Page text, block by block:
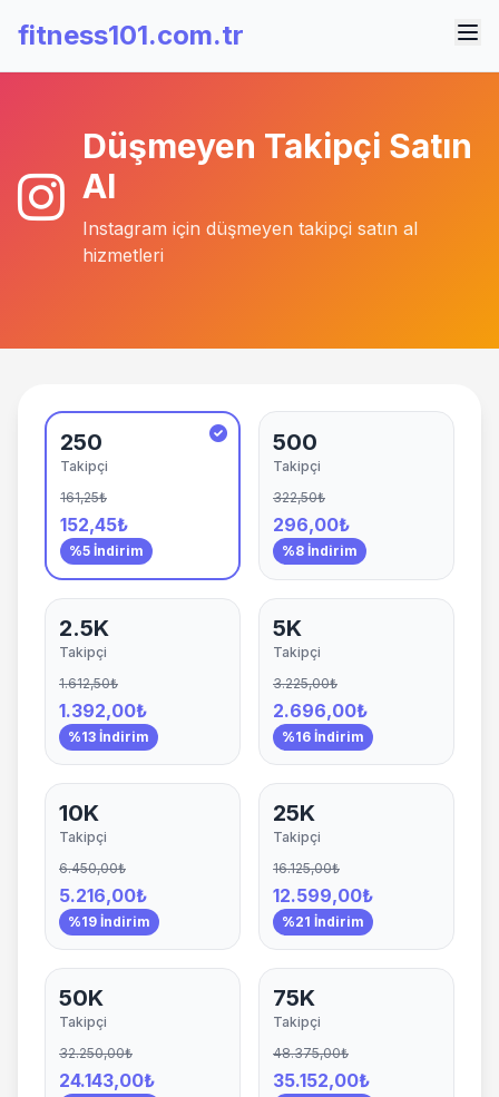
fitness101.com.tr
Düşmeyen Takipçi Satın
Al
Instagram için düşmeyen takipçi satın al
hizmetleri
250
Takipçi
161,25₺
152,45₺
%5 İndirim
500
Takipçi
322,50₺
296,00₺
%8 İndirim
2.5K
Takipçi
1.612,50₺
1.392,00₺
%13 İndirim
5K
Takipçi
3.225,00₺
2.696,00₺
%16 İndirim
10K
Takipçi
6.450,00₺
5.216,00₺
%19 İndirim
25K
Takipçi
16.125,00₺
12.599,00₺
%21 İndirim
50K
Takipçi
32.250,00₺
24.143,00₺
75K
Takipçi
48.375,00₺
35.152,00₺